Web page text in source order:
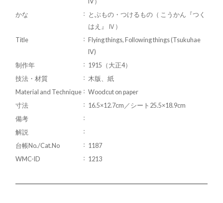
かな
とぶもの・つけるもの（ こうかん『つく
はえ』 Ⅳ）
Title
Flying things, Following things (Tsukuhae
IV)
制作年
1915（大正4）
技法・材質
木版、紙
Material and Technique
Woodcut on paper
寸法
16.5×12.7cm／シート25.5×18.9cm
備考
解説
台帳No./Cat.No
1187
WMC-ID
1213